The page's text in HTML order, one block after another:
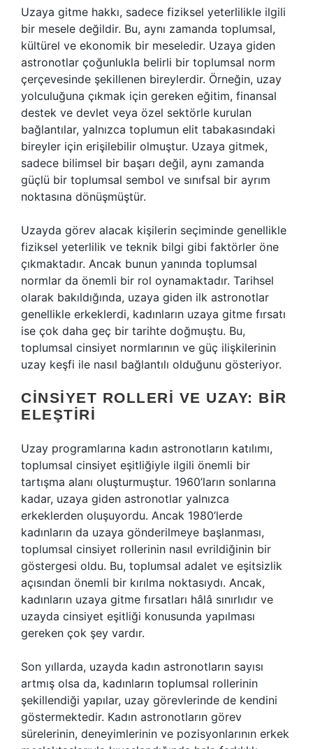
Uzaya gitme hakkı, sadece fiziksel yeterlilikle ilgili
bir mesele değildir. Bu, aynı zamanda toplumsal,
kültürel ve ekonomik bir meseledir. Uzaya giden
astronotlar çoğunlukla belirli bir toplumsal norm
çerçevesinde şekillenen bireylerdir. Örneğin, uzay
yolculuğuna çıkmak için gereken eğitim, finansal
destek ve devlet veya özel sektörle kurulan
bağlantılar, yalnızca toplumun elit tabakasındaki
bireyler için erişilebilir olmuştur. Uzaya gitmek,
sadece bilimsel bir başarı değil, aynı zamanda
güçlü bir toplumsal sembol ve sınıfsal bir ayrım
noktasına dönüşmüştür.
Uzayda görev alacak kişilerin seçiminde genellikle
fiziksel yeterlilik ve teknik bilgi gibi faktörler öne
çıkmaktadır. Ancak bunun yanında toplumsal
normlar da önemli bir rol oynamaktadır. Tarihsel
olarak bakıldığında, uzaya giden ilk astronotlar
genellikle erkeklerdi, kadınların uzaya gitme fırsatı
ise çok daha geç bir tarihte doğmuştu. Bu,
toplumsal cinsiyet normlarının ve güç ilişkilerinin
uzay keşfi ile nasıl bağlantılı olduğunu gösteriyor.
CINSIYET ROLLERI VE UZAY: BIR
ELEŞTIRI
Uzay programlarına kadın astronotların katılımı,
toplumsal cinsiyet eşitliğiyle ilgili önemli bir
tartışma alanı oluşturmuştur. 1960’ların sonlarına
kadar, uzaya giden astronotlar yalnızca
erkeklerden oluşuyordu. Ancak 1980’lerde
kadınların da uzaya gönderilmeye başlanması,
toplumsal cinsiyet rollerinin nasıl evrildiğinin bir
göstergesi oldu. Bu, toplumsal adalet ve eşitsizlik
açısından önemli bir kırılma noktasıydı. Ancak,
kadınların uzaya gitme fırsatları hâlâ sınırlıdır ve
uzayda cinsiyet eşitliği konusunda yapılması
gereken çok şey vardır.
Son yıllarda, uzayda kadın astronotların sayısı
artmış olsa da, kadınların toplumsal rollerinin
şekillendiği yapılar, uzay görevlerinde de kendini
göstermektedir. Kadın astronotların görev
sürelerinin, deneyimlerinin ve pozisyonlarının erkek